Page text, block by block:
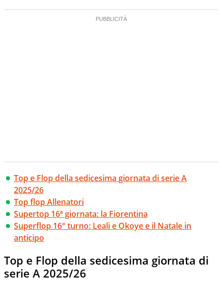
Top e Flop della sedicesima giornata di serie A
2025/26
Top flop Allenatori
Supertop 16ª giornata: la Fiorentina
Superflop 16° turno: Leali e Okoye e il Natale in
anticipo
Top e Flop della sedicesima giornata di
serie A 2025/26